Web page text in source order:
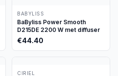
BABYLISS
BaByliss Power Smooth
D215DE 2200 W met diffuser
€44.40
CIRIEL